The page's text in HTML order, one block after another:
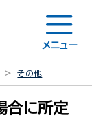
メニュー
その他
合に所定